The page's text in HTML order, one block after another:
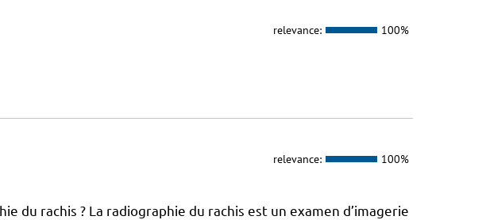
relevance: 100%
relevance: 100%
du rachis ? La radiographie du rachis est un examen d’imagerie